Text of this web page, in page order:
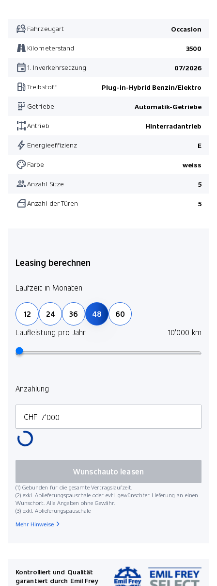
Fahrzeugart Occasion
Kilometerstand 3500
1. Inverkehrsetzung 07/2026
Treibstoff Plug-in-Hybrid Benzin/Elektro
Getriebe Automatik-Getriebe
Antrieb Hinterradantrieb
Energieeffizienz E
Farbe weiss
Anzahl Sitze 5
Anzahl der Türen 5
Leasing berechnen
Laufzeit in Monaten
12 24 36 48
60
Laufleistung pro Jahr
10'000 km
Anzahlung
CHF
(1) Gebunden für die gesamte Vertragslaufzeit.
(2) exkl. Ablieferungspauschale oder evtl. gewünschter Lieferung an einen
Wunschort. Alle Angaben ohne Gewähr.
(3) exkl. Ablieferungspauschale
Wunschauto leasen
Mehr Hinweise
Kontrolliert und Qualität
garantiert durch Emil Frey